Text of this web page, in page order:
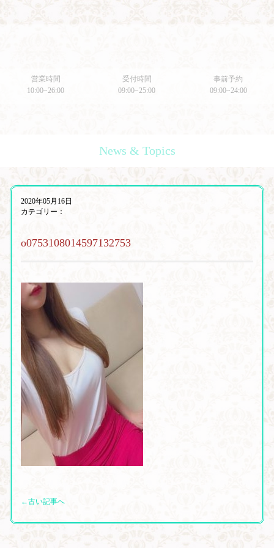
営業時間
10:00~26:00
受付時間
09:00~25:00
事前予約
09:00~24:00
News & Topics
2020年05月16日
カテゴリー：
o0753108014597132753
←古い記事へ